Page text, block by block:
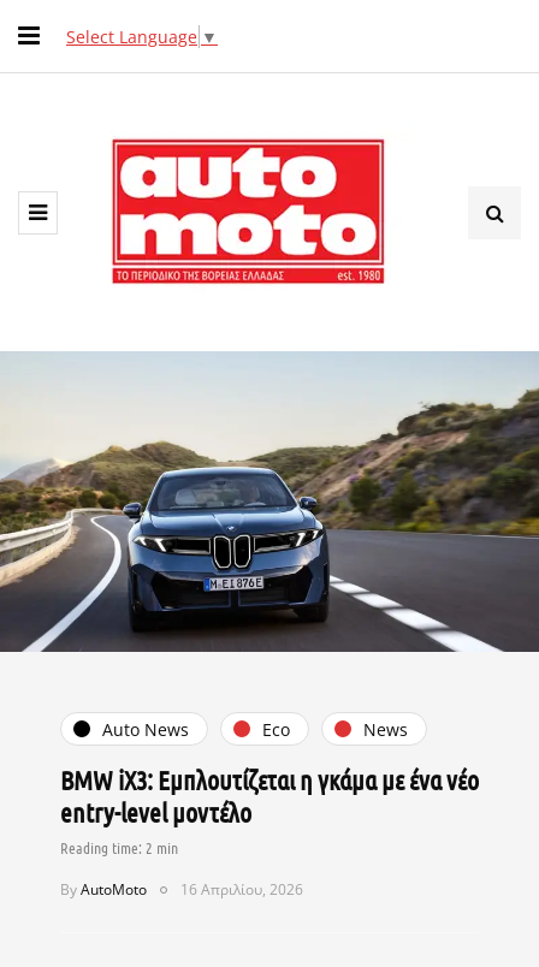
Select Language ▼
Auto News Eco News
BMW iX3: Εμπλουτίζεται η γκάμα με ένα νέο
entry-level μοντέλο
ByAutoMoto 16 Απριλίου, 2026